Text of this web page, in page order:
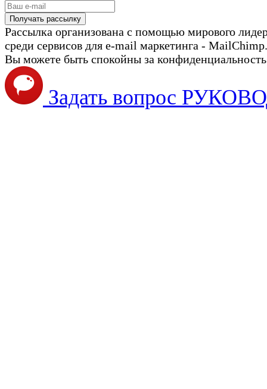
Рассылка организована с помощью мирового
среди сервисов для e-mail маркетинга - MailChimp.
Вы можете быть спокойны за
Задать вопрос